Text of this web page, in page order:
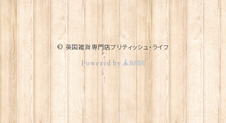
© 英国雑貨専門店ブリティッシュ・ライフ
Powered by